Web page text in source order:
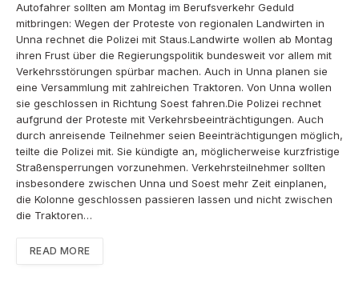
Autofahrer sollten am Montag im Berufsverkehr Geduld
mitbringen: Wegen der Proteste von regionalen Landwirten in
Unna rechnet die Polizei mit Staus.Landwirte wollen ab Montag
ihren Frust über die Regierungspolitik bundesweit vor allem mit
Verkehrsstörungen spürbar machen. Auch in Unna planen sie
eine Versammlung mit zahlreichen Traktoren. Von Unna wollen
sie geschlossen in Richtung Soest fahren.Die Polizei rechnet
aufgrund der Proteste mit Verkehrsbeeinträchtigungen. Auch
durch anreisende Teilnehmer seien Beeinträchtigungen möglich,
teilte die Polizei mit. Sie kündigte an, möglicherweise kurzfristige
Straßensperrungen vorzunehmen. Verkehrsteilnehmer sollten
insbesondere zwischen Unna und Soest mehr Zeit einplanen,
die Kolonne geschlossen passieren lassen und nicht zwischen
die Traktoren…
READ MORE